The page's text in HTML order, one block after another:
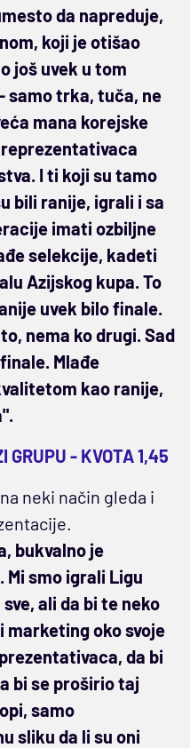
da napreduje,
koji je otišao
još uvek u tom
samo trka, tuča, ne
mana korejske
I ti koji su tamo
bili ranije, igrali i sa
imati ozbiljne
selekcije, kadeti
Azijskog kupa. To
uvek bilo finale.
nema ko drugi. Sad
Mlađe
kao ranije,
GRUPU - KVOTA 1,45
neki način gleda i
bukvalno je
smo igrali Ligu
ali da bi te neko
marketing oko svoje
da bi
bi se proširio taj
samo
sliku da li su oni